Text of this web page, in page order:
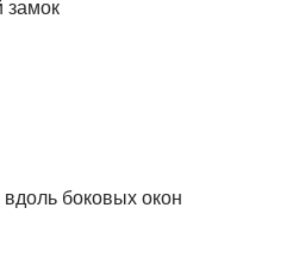
замок
боковых окон